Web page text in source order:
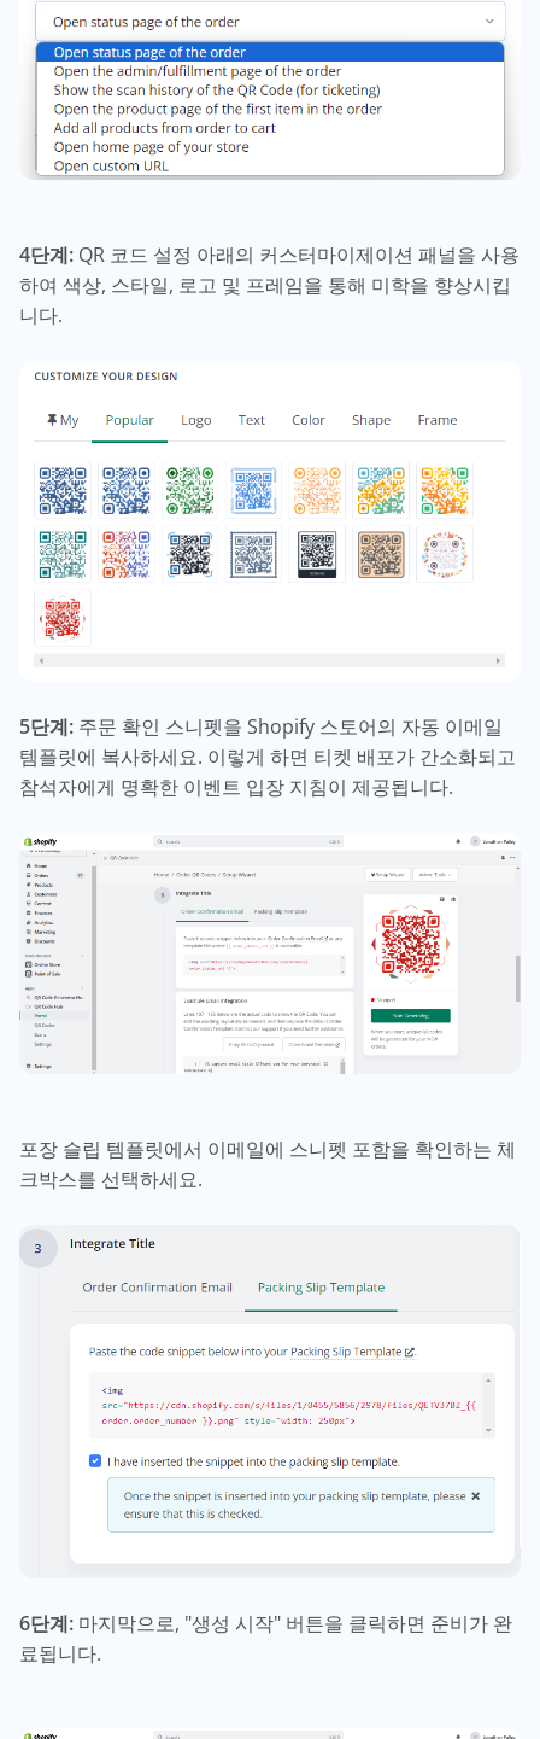
4단계: QR 코드 설정 아래의 커스터마이제이션 패널을 사용
하여 색상, 스타일, 로고 및 프레임을 통해 미학을 향상시킵
니다.
5단계: 주문 확인 스니펫을 Shopify 스토어의 자동 이메일
템플릿에 복사하세요. 이렇게 하면 티켓 배포가 간소화되고
참석자에게 명확한 이벤트 입장 지침이 제공됩니다.
포장 슬립 템플릿에서 이메일에 스니펫 포함을 확인하는 체
크박스를 선택하세요.
6단계: 마지막으로, "생성 시작" 버튼을 클릭하면 준비가 완
료됩니다.